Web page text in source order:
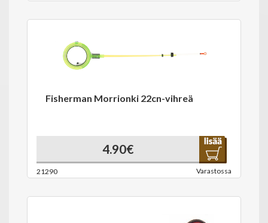
Fisherman Morrionki 22cn-vihreä
4.90€
21290 Varastossa